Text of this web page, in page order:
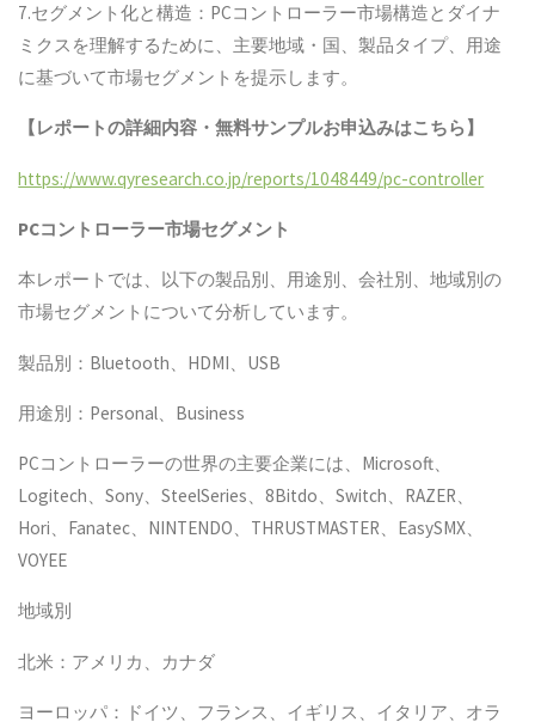
7.セグメント化と構造：PCコントローラー市場構造とダイナ
ミクスを理解するために、主要地域・国、製品タイプ、用途
に基づいて市場セグメントを提示します。
【レポートの詳細内容・無料サンプルお申込みはこちら】
https://www.qyresearch.co.jp/reports/1048449/pc-controller
PCコントローラー市場セグメント
本レポートでは、以下の製品別、用途別、会社別、地域別の
市場セグメントについて分析しています。
製品別：Bluetooth、HDMI、USB
用途別：Personal、Business
PCコントローラーの世界の主要企業には、Microsoft、
Logitech、Sony、SteelSeries、8Bitdo、Switch、RAZER、
Hori、Fanatec、NINTENDO、THRUSTMASTER、EasySMX、
VOYEE
地域別
北米：アメリカ、カナダ
ヨーロッパ：ドイツ、フランス、イギリス、イタリア、オラ